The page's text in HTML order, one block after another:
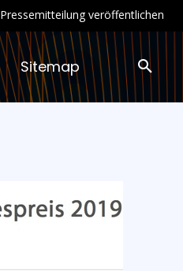
Pressemitteilung veröffentlichen
Sitemap